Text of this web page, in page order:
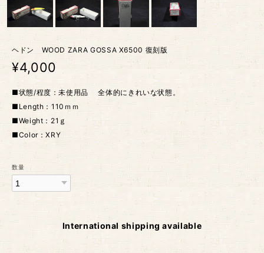
ヘドン WOOD ZARA GOSSA X6500 復刻版
¥4,000
■状態/程度：未使用品 全体的にきれいな状態。
■Length：110ｍｍ
■Weight：21ｇ
■Color：XRY
数量
International shipping available